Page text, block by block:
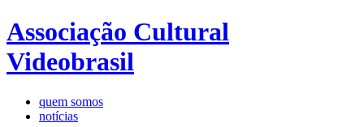
Associação Cultural
Videobrasil
quem somos
notícias